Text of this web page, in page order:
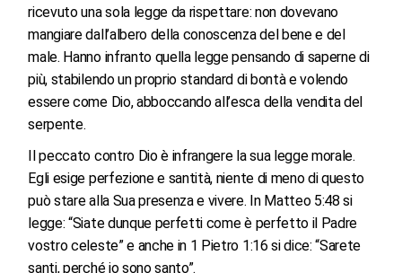
ricevuto una sola legge da rispettare: non dovevano
mangiare dall’albero della conoscenza del bene e del
male. Hanno infranto quella legge pensando di saperne di
più, stabilendo un proprio standard di bontà e volendo
essere come Dio, abboccando all’esca della vendita del
serpente.
Il peccato contro Dio è infrangere la sua legge morale.
Egli esige perfezione e santità, niente di meno di questo
può stare alla Sua presenza e vivere. In Matteo 5:48 si
legge: “Siate dunque perfetti come è perfetto il Padre
vostro celeste” e anche in 1 Pietro 1:16 si dice: “Sarete
santi, perché io sono santo”.